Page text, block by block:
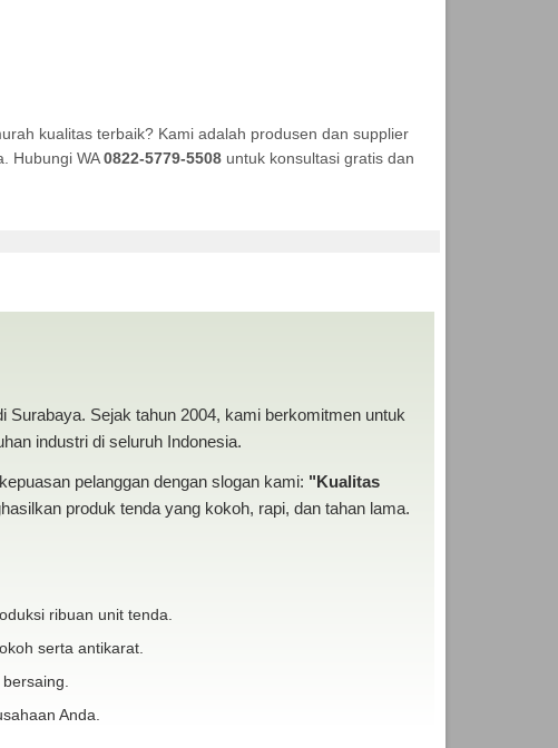
kualitas terbaik? Kami adalah produsen dan supplier
Hubungi WA0822-5779-5508untuk konsultasi gratis dan
Sejak tahun 2004, kami berkomitmen untuk
industri di seluruh Indonesia.
pelanggan dengan slogan kami: "Kualitas
produk tenda yang kokoh, rapi, dan tahan lama.
ribuan unit tenda.
serta antikarat.
Anda.